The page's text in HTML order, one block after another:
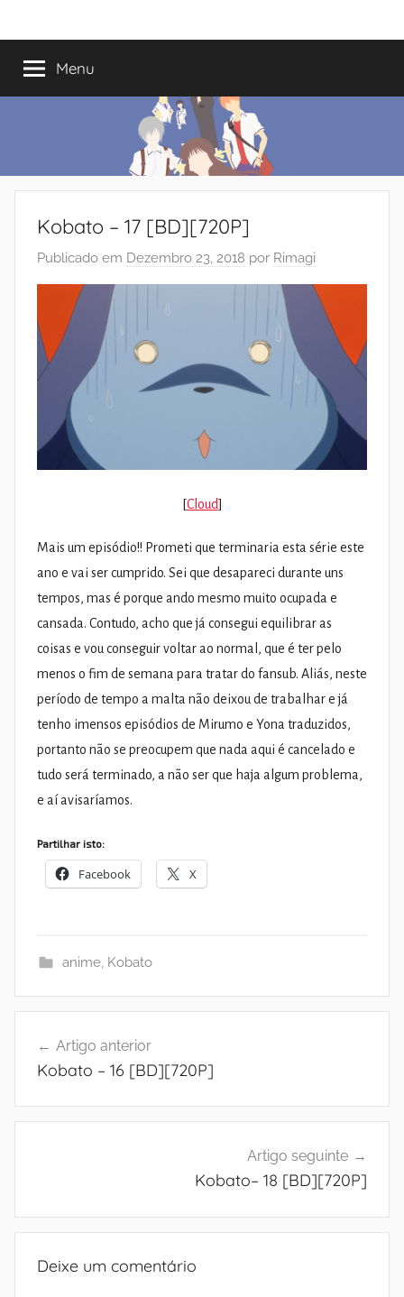
paraMundo
do
anos
a
romances
Menu
Kobato – 17 [BD][720P]
Publicado em Dezembro 23, 2018 por Rimagi
[Cloud]
Mais um episódio!! Prometi que terminaria esta série este
ano e vai ser cumprido. Sei que desapareci durante uns
tempos, mas é porque ando mesmo muito ocupada e
cansada. Contudo, acho que já consegui equilibrar as
coisas e vou conseguir voltar ao normal, que é ter pelo
menos o fim de semana para tratar do fansub. Aliás, neste
período de tempo a malta não deixou de trabalhar e já
tenho imensos episódios de Mirumo e Yona traduzidos,
portanto não se preocupem que nada aqui é cancelado e
tudo será terminado, a não ser que haja algum problema,
e aí avisaríamos.
Partilhar isto:
Facebook X
anime, Kobato
de
Artigo anterior
Kobato – 16 [BD][720P]
Artigo seguinte
Kobato– 18 [BD][720P]
Deixe um comentário